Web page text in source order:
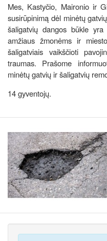
Mes, Kastyčio, Maironio ir
susirūpinimą dėl minėtų
šaligatvių dangos būkle
amžiaus žmonėms ir
šaligatviais vaikščioti
traumas. Prašome
minėtų gatvių ir šaligatvių
14 gyventojų.